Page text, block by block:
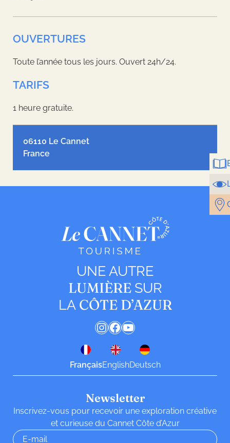
OUVERTURES
Toute l’année tous les jours. Ouvert 24h/24.
TARIFS
1 heure gratuite.
Leaflet | ©OpenStreetMap
06110 Le Cannet
France
UNE AUTRE
LUMIÈRE SUR
LA CÔTE D’AZUR
Instagram
Facebook
YouTube
FrançaisEnglishDeutsch
Newsletter
Inscrivez-vous pour recevoir une exploration créative
et curieuse du Cannet Côte d’Azur